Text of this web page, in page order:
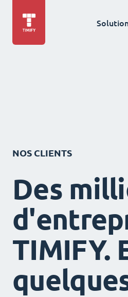
NOS CLIENTS
Des
TIMIFY.